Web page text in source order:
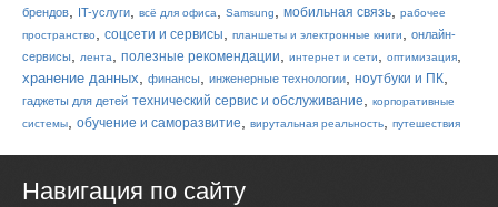
брендов, IT-услуги, всё для офиса, Samsung, мобильная связь, рабочее
пространство, соцсети и сервисы, планшеты и электронные книги, онлайн-
сервисы, лента, полезные рекомендации, интернет и сети, оптимизация,
хранение данных, финансы, инженерные технологии, ноутбуки и ПК,
гаджеты для детей технический сервис и обслуживание, корпоративные
системы, обучение и саморазвитие, вирутальная реальность, путешествия
Навигация по сайту